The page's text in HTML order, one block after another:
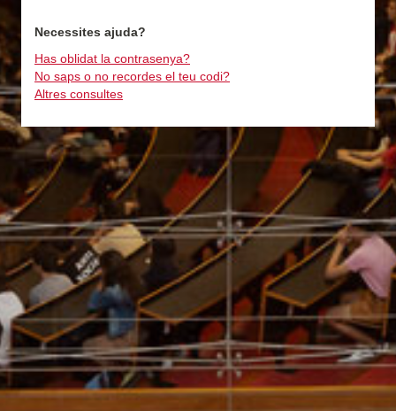
Necessites ajuda?
Has oblidat la contrasenya?
No saps o no recordes el teu codi?
Altres consultes